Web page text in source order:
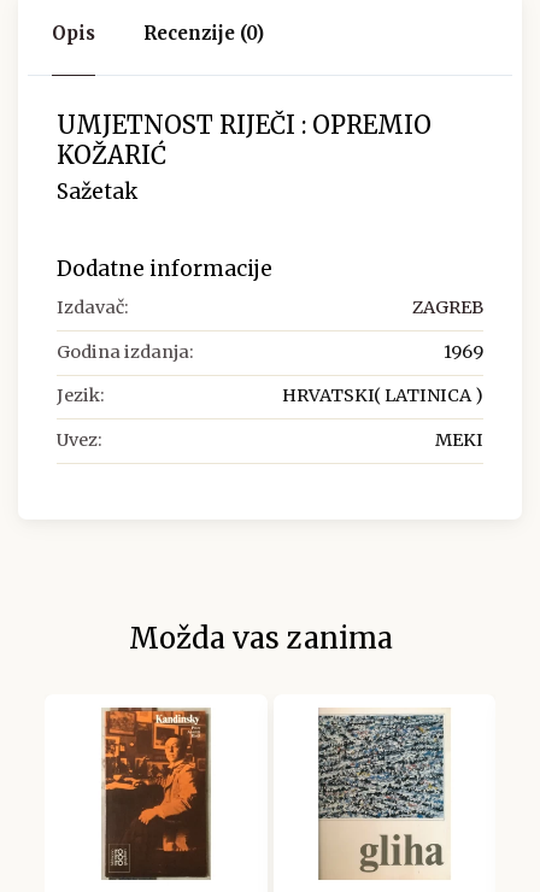
Opis Recenzije (0)
UMJETNOST RIJEČI : OPREMIO
KOŽARIĆ
Sažetak
Dodatne informacije
Izdavač: ZAGREB
Godina izdanja: 1969
Jezik: HRVATSKI( LATINICA )
Uvez: MEKI
Možda vas zanima